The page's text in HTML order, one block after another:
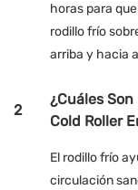
horas para
rodillo frío
arriba y hacia
2
¿Cuáles
Cold Roller
El rodillo frío
circulación